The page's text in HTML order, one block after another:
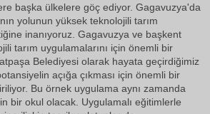
başka ülkelere göç ediyor. Gagavuzya'da
yolunun yüksek teknolojili tarım
inanıyoruz. Gagavuzya ve başkent
tarım uygulamalarını için önemli bir
Belediyesi olarak hayata geçirdiğimiz
açığa çıkması için önemli bir
Bu örnek uygulama aynı zamanda
bir okul olacak. Uygulamalı eğitimlerle